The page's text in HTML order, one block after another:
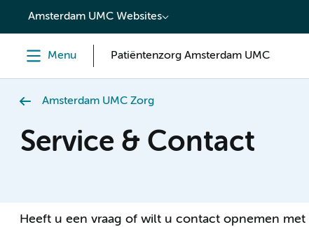
content
Amsterdam UMC Websites
Menu Patiëntenzorg Amsterdam UMC
Amsterdam UMC Zorg
Service & Contact
Heeft u een vraag of wilt u contact opnemen